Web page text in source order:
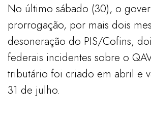
No último sábado (30), o
prorrogação, por mais dois
desoneração do PIS/Cofins,
federais incidentes sobre o
tributário foi criado em abril e
31 de julho.